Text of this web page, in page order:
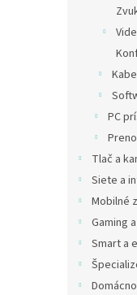
PC
Tlač a
Siete a
Mobilné
Gaming
Smart a